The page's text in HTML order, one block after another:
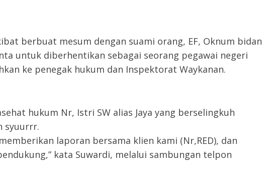
berbuat mesum dengan suami orang, EF, Oknum bidan
untuk diberhentikan sebagai seorang pegawai negeri
ke penegak hukum dan Inspektorat Waykanan.
hukum Nr, Istri SW alias Jaya yang berselingkuh
syuurrr.
laporan bersama klien kami (Nr,RED), dan
kata Suwardi, melalui sambungan telpon